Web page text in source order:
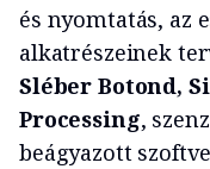
és nyomtatás, az
alkatrészeinek
Sléber Botond,
Processing,
beágyazott